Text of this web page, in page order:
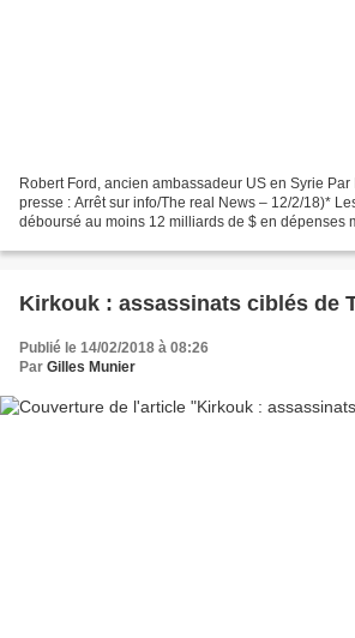
Robert Ford, ancien ambassadeur US en Syrie
presse : Arrêt sur info/The real News – 12/2/18)*
déboursé au moins 12 milliards de $ en dépenses
Kirkouk : assassinats ciblés de
Publié le 14/02/2018 à 08:26
Par Gilles Munier